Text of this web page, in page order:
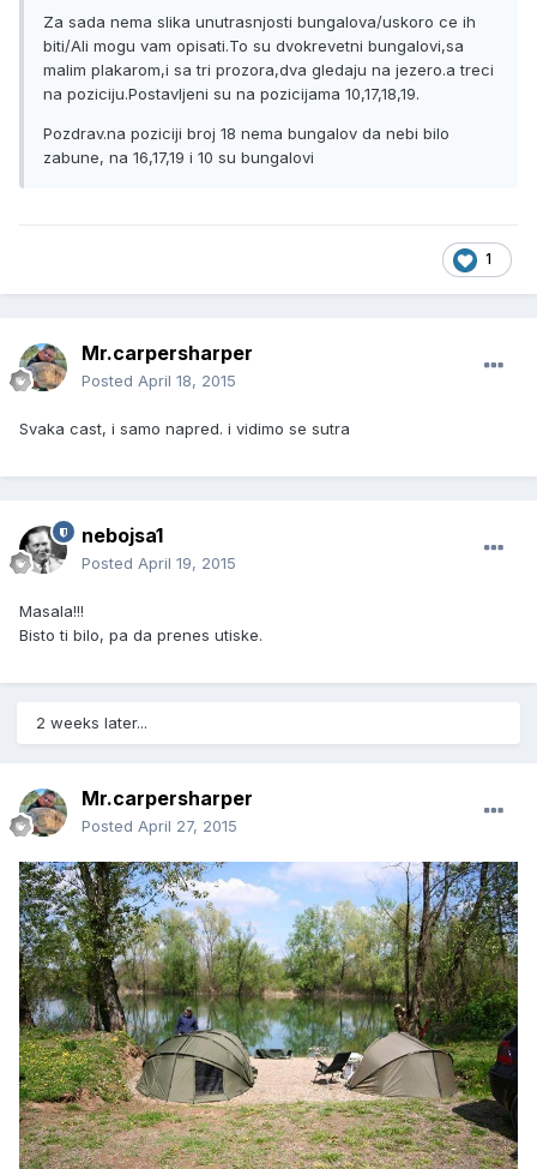
Za sada nema slika unutrasnjosti bungalova/uskoro ce ih
biti/Ali mogu vam opisati.To su dvokrevetni bungalovi,sa
malim plakarom,i sa tri prozora,dva gledaju na jezero.a treci
na poziciju.Postavljeni su na pozicijama 10,17,18,19.
Pozdrav.na poziciji broj 18 nema bungalov da nebi bilo
zabune, na 16,17,19 i 10 su bungalovi
1
Mr.carpersharper
Posted April 18, 2015
Svaka cast, i samo napred. i vidimo se sutra
nebojsa1
Posted April 19, 2015
Masala!!!
Bisto ti bilo, pa da prenes utiske.
2 weeks later...
Mr.carpersharper
Posted April 27, 2015